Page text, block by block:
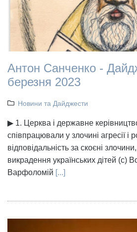
Антон Санченко -
березня 2023
Новини та Дайджести
▶ 1. Церква і державне
співпрацювали у злочині агресії і
відповідальність за скоєні
викрадення українських дітей (с)
Варфоломій [...]